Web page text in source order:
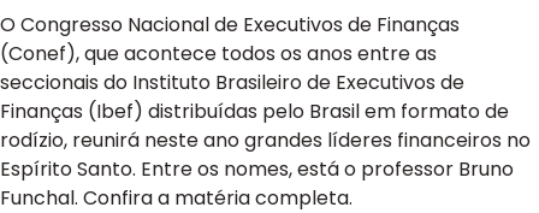
O Congresso Nacional de Executivos de Finanças
(Conef), que acontece todos os anos entre as
seccionais do Instituto Brasileiro de Executivos de
Finanças (Ibef) distribuídas pelo Brasil em formato de
rodízio, reunirá neste ano grandes líderes financeiros no
Espírito Santo. Entre os nomes, está o professor Bruno
Funchal. Confira a matéria completa.